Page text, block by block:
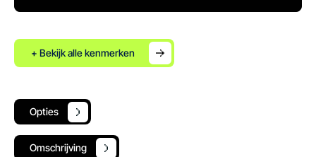
+ Bekijk alle kenmerken
Opties
Omschrijving